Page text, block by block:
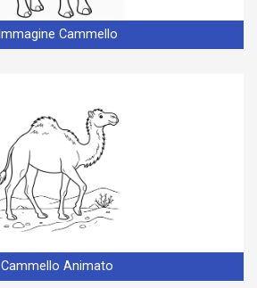
Immagine Cammello
Cammello Animato